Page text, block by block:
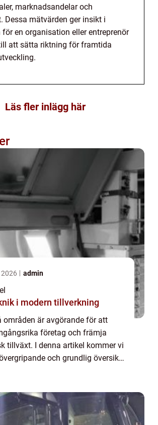
marknadsandelar och
Dessa mätvärden ger insikt i
en organisation eller entreprenör
att sätta riktning för framtida
Läs fler inlägg här
admin
i modern tillverkning
områden är avgörande för att
företag och främja
tillväxt. I denna artikel kommer vi
och grundlig översikt